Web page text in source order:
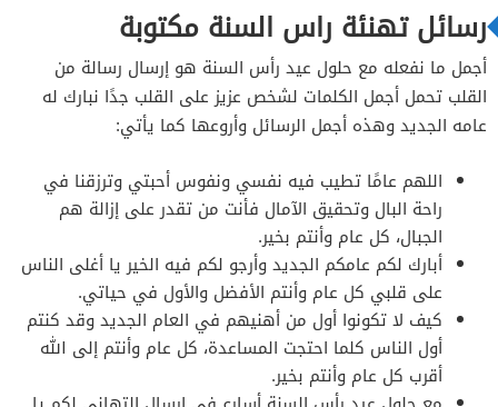
رسائل تهنئة راس السنة مكتوبة
أجمل ما نفعله مع حلول عيد رأس السنة هو إرسال رسالة من
القلب تحمل أجمل الكلمات لشخص عزيز على القلب جدًا نبارك له
عامه الجديد وهذه أجمل الرسائل وأروعها كما يأتي:
اللهم عامًا تطيب فيه نفسي ونفوس أحبتي وترزقنا في
راحة البال وتحقيق الآمال فأنت من تقدر على إزالة هم
الجبال، كل عام وأنتم بخير.
أبارك لكم عامكم الجديد وأرجو لكم فيه الخير يا أغلى الناس
على قلبي كل عام وأنتم الأفضل والأول في حياتي.
كيف لا تكونوا أول من أهنيهم في العام الجديد وقد كنتم
أول الناس كلما احتجت المساعدة، كل عام وأنتم إلى الله
أقرب كل عام وأنتم بخير.